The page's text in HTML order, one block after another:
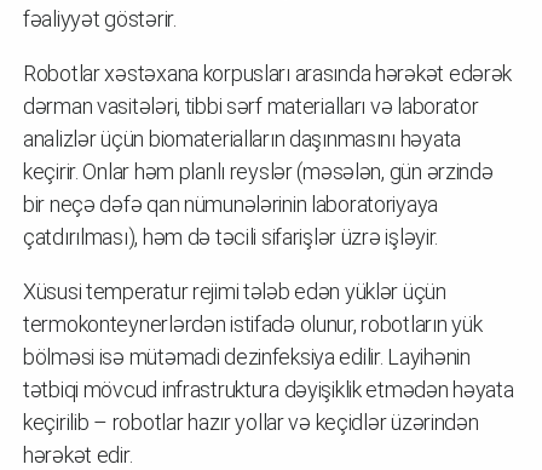
fəaliyyət göstərir.
Robotlar xəstəxana korpusları arasında hərəkət edərək
dərman vasitələri, tibbi sərf materialları və laborator
analizlər üçün biomaterialların daşınmasını həyata
keçirir. Onlar həm planlı reyslər (məsələn, gün ərzində
bir neçə dəfə qan nümunələrinin laboratoriyaya
çatdırılması), həm də təcili sifarişlər üzrə işləyir.
Xüsusi temperatur rejimi tələb edən yüklər üçün
termokonteynerlərdən istifadə olunur, robotların yük
bölməsi isə mütəmadi dezinfeksiya edilir. Layihənin
tətbiqi mövcud infrastruktura dəyişiklik etmədən həyata
keçirilib – robotlar hazır yollar və keçidlər üzərindən
hərəkət edir.